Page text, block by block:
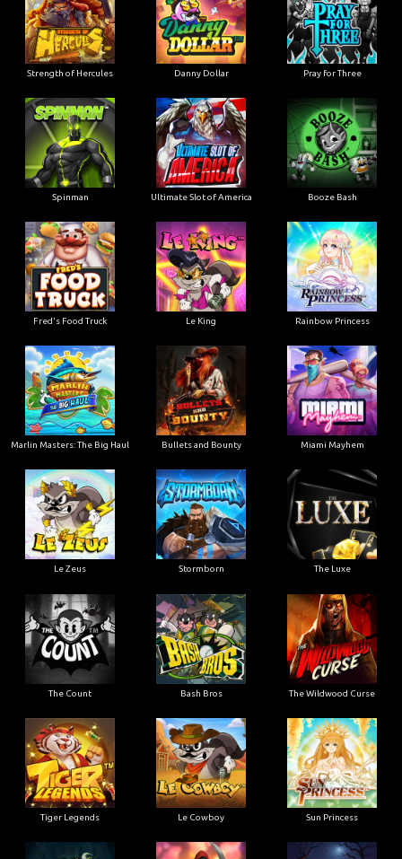
Strength of Hercules Danny Dollar Pray for Three
Spinman Ultimate Slot of America Booze Bash
Fred's Food Truck Le King Rainbow Princess
Marlin Masters: The Big Haul Bullets and Bounty Miami Mayhem
Le Zeus Stormborn The Luxe
The Count Bash Bros The Wildwood Curse
Tiger Legends Le Cowboy Sun Princess